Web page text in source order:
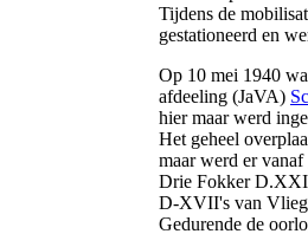
Tijdens de
gestationeerd en
Op 10 mei 1940
afdeeling (JaVA)
hier maar werd
Het geheel
maar werd er vanaf
Drie Fokker D.XXI
D-XVII's van
Gedurende de